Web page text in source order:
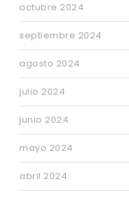
octubre 2024
septiembre 2024
agosto 2024
julio 2024
junio 2024
mayo 2024
abril 2024